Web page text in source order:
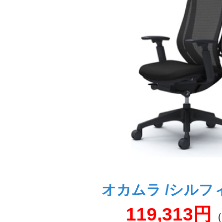
オカムラ /シルフ
119,313円